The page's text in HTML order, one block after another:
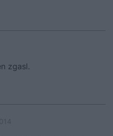
zgasl.